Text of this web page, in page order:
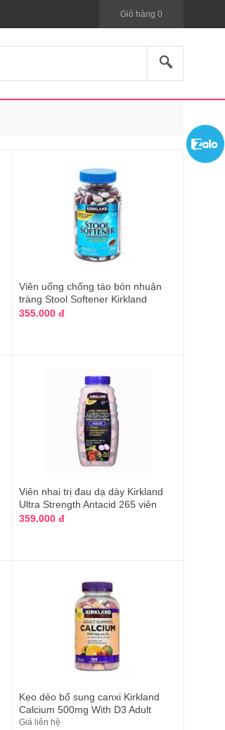
Giỏ hàng 0
Viên uống chống táo bón nhuận
tràng Stool Softener Kirkland
355.000 đ
Viên nhai trị đau dạ dày Kirkland
Ultra Strength Antacid 265 viên
359.000 đ
Kẹo dẻo bổ sung canxi Kirkland
Calcium 500mg With D3 Adult
Giá liên hệ